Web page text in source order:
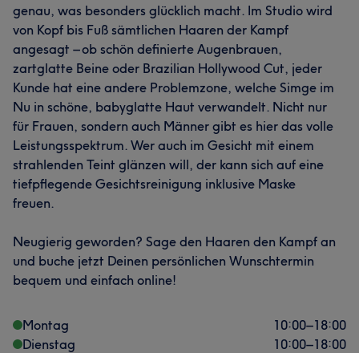
genau, was besonders glücklich macht. Im Studio wird
von Kopf bis Fuß sämtlichen Haaren der Kampf
angesagt – ob schön definierte Augenbrauen,
zartglatte Beine oder Brazilian Hollywood Cut, jeder
Kunde hat eine andere Problemzone, welche Simge im
Nu in schöne, babyglatte Haut verwandelt. Nicht nur
für Frauen, sondern auch Männer gibt es hier das volle
Leistungsspektrum. Wer auch im Gesicht mit einem
strahlenden Teint glänzen will, der kann sich auf eine
tiefpflegende Gesichtsreinigung inklusive Maske
freuen.
Neugierig geworden? Sage den Haaren den Kampf an
und buche jetzt Deinen persönlichen Wunschtermin
bequem und einfach online!
Montag 10:00–18:00
Dienstag
10:00–18:00